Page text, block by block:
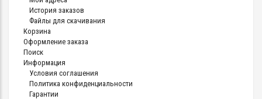
История заказов
Файлы для скачивания
Корзина
Оформление заказа
Поиск
Информация
Условия соглашения
Политика конфиденциальности
Гарантии